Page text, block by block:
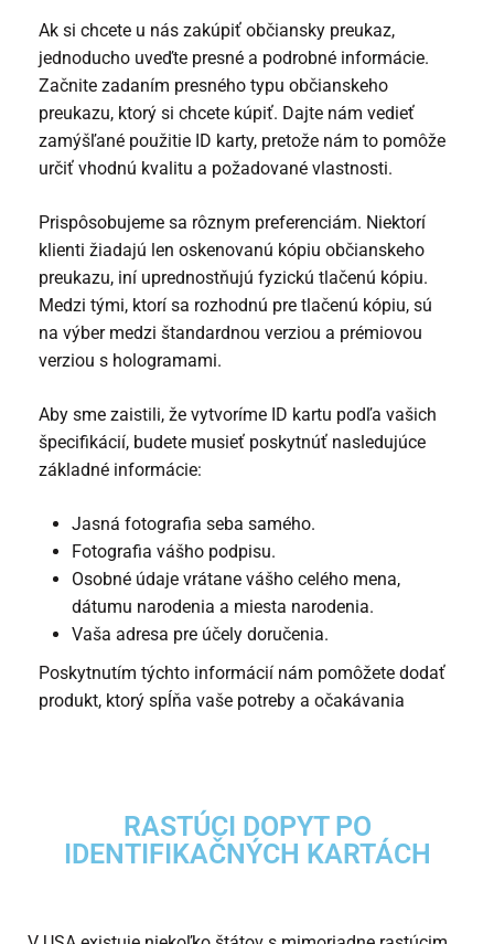
Ak si chcete u nás zakúpiť občiansky preukaz,
jednoducho uveďte presné a podrobné informácie.
Začnite zadaním presného typu občianskeho
preukazu, ktorý si chcete kúpiť. Dajte nám vedieť
zamýšľané použitie ID karty, pretože nám to pomôže
určiť vhodnú kvalitu a požadované vlastnosti.
Prispôsobujeme sa rôznym preferenciám. Niektorí
klienti žiadajú len oskenovanú kópiu občianskeho
preukazu, iní uprednostňujú fyzickú tlačenú kópiu.
Medzi tými, ktorí sa rozhodnú pre tlačenú kópiu, sú
na výber medzi štandardnou verziou a prémiovou
verziou s hologramami.
Aby sme zaistili, že vytvoríme ID kartu podľa vašich
špecifikácií, budete musieť poskytnúť nasledujúce
základné informácie:
Jasná fotografia seba samého.
Fotografia vášho podpisu.
Osobné údaje vrátane vášho celého mena,
dátumu narodenia a miesta narodenia.
Vaša adresa pre účely doručenia.
Poskytnutím týchto informácií nám pomôžete dodať
produkt, ktorý spĺňa vaše potreby a očakávania
RASTÚCI DOPYT PO
IDENTIFIKAČNÝCH KARTÁCH